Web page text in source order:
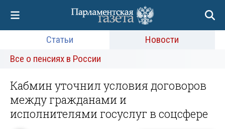
Статьи
Новости
Все о пенсиях в России
Кабмин уточнил условия договоров
между гражданами и
исполнителями госуслуг в соцсфере